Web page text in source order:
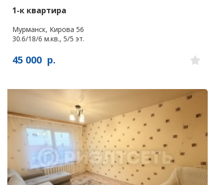
1-к квартира
Мурманск, Кирова 56
30.6/18/6 м.кв., 5/5 эт.
45 000 р.